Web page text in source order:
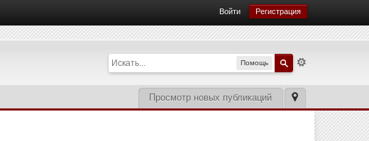
Войти Регистрация
Помощь
Просмотр новых публикаций